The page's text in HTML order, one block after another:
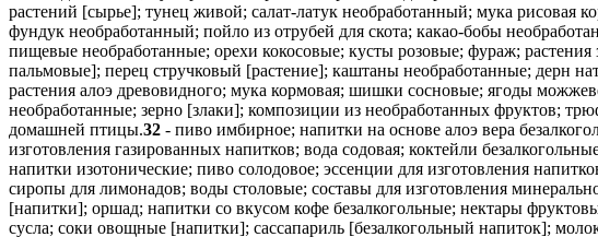
растений [сырье]; тунец живой; салат-латук необработанный; мука рисовая
фундук необработанный; пойло из отрубей для скота; какао-бобы
пищевые необработанные; орехи кокосовые; кусты розовые; фураж;
пальмовые]; перец стручковый [растение]; каштаны необработанные; дерн
растения алоэ древовидного; мука кормовая; шишки сосновые; ягоды
необработанные; зерно [злаки]; композиции из необработанных фруктов;
домашней птицы.32 - пиво имбирное; напитки на основе алоэ вера
изготовления газированных напитков; вода содовая; коктейли
напитки изотонические; пиво солодовое; эссенции для изготовления
сиропы для лимонадов; воды столовые; составы для изготовления
[напитки]; оршад; напитки со вкусом кофе безалкогольные; нектары
сусла; соки овощные [напитки]; сассапариль [безалкогольный напиток];